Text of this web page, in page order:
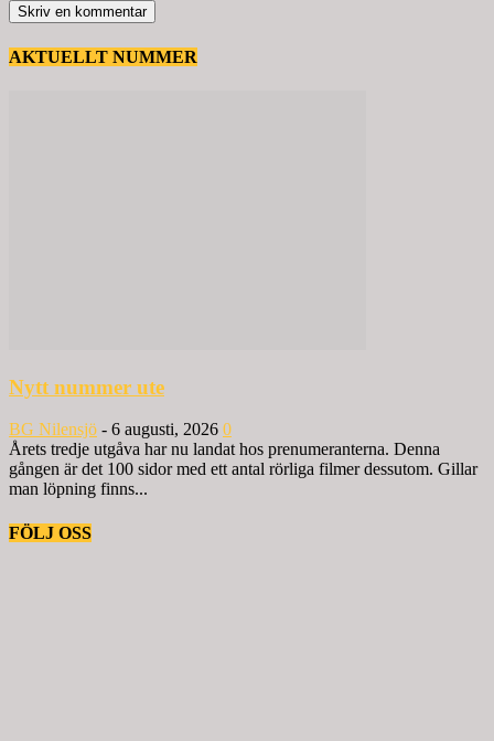
AKTUELLT NUMMER
Nytt nummer ute
BG Nilensjö - 6 augusti, 2026 0
Årets tredje utgåva har nu landat hos prenumeranterna. Denna
gången är det 100 sidor med ett antal rörliga filmer dessutom. Gillar
man löpning finns...
FÖLJ OSS